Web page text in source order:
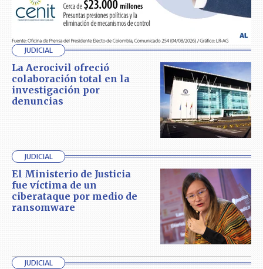
JUDICIAL
La Aerocivil ofreció
colaboración total en la
investigación por
denuncias
JUDICIAL
El Ministerio de Justicia
fue víctima de un
ciberataque por medio de
ransomware
JUDICIAL